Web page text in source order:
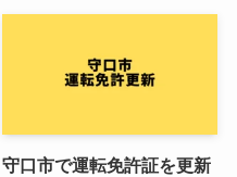
守口市で運転免許証を更新